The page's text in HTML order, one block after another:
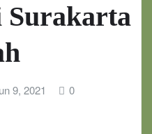
Surakarta
9, 2021 0